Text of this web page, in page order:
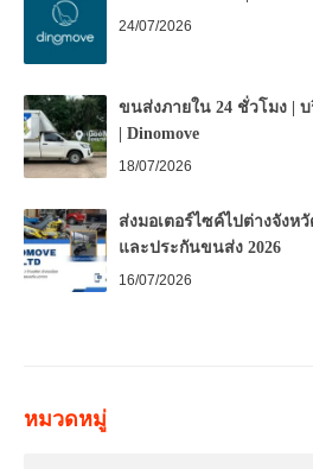
24/07/2026
ขนส่งภายใน 24 ชั่วโมง |
| Dinomove
18/07/2026
ส่งมอเตอร์ไซค์ไปต่างจังห
และประกันขนส่ง 2026
16/07/2026
หมวดหมู่